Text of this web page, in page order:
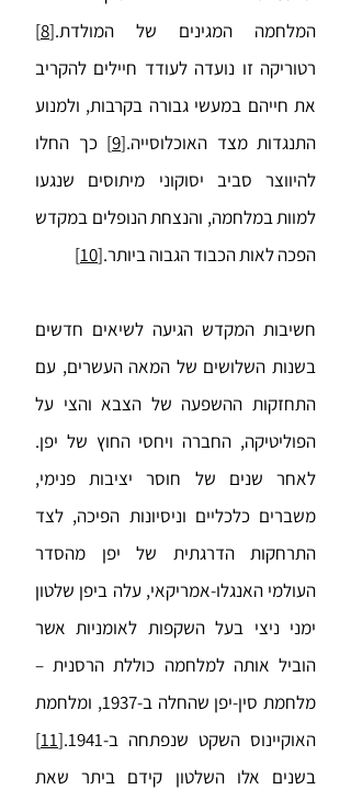
המלחמה המגינים של המולדת.[8]
רטוריקה זו נועדה לעודד חיילים להקריב
את חייהם במעשי גבורה בקרבות, ולמנוע
התנגדות מצד האוכלוסייה.[9]
כך החלו
להיווצר סביב יסוקוני מיתוסים שנגעו
למוות במלחמה, והנצחת הנופלים במקדש
הפכה לאות הכבוד הגבוה ביותר.[10]
חשיבות המקדש הגיעה לשיאים חדשים
בשנות השלושים של המאה העשרים, עם
התחזקות ההשפעה של הצבא והצי על
הפוליטיקה, החברה ויחסי החוץ של יפן.
לאחר שנים של חוסר יציבות פנימי,
משברים כלכליים וניסיונות הפיכה, לצד
התרחקות הדרגתית של יפן מהסדר
העולמי האנגלו-אמריקאי, עלה ביפן שלטון
ימני ניצי בעל השקפות לאומניות אשר
הוביל אותה למלחמה כוללת הרסנית –
מלחמת סין-יפן שהחלה ב-1937, ומלחמת
האוקיינוס השקט שנפתחה ב-1941.
[11]
בשנים אלו השלטון קידם ביתר שאת